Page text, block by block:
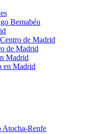
Bernabéu
de Madrid
de Madrid
Madrid
en Madrid
Atocha-Renfe